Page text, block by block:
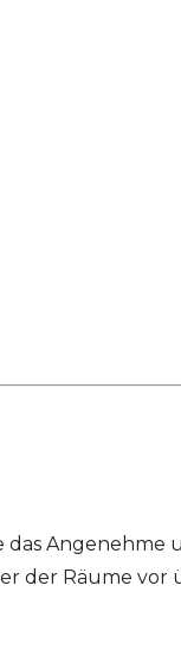
Angenehme
der Räume vor